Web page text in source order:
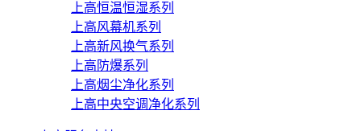
上高恒温恒湿系列
上高风幕机系列
上高新风换气系列
上高防爆系列
上高烟尘净化系列
上高中央空调净化系列